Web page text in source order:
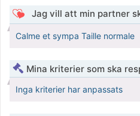
Jag vill att min partner
Calme et sympa Taille normale
Mina kriterier som ska
Inga kriterier har anpassats